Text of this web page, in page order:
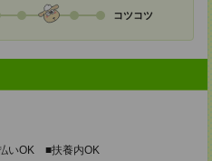
コツコツ
いOK ■扶養内OK